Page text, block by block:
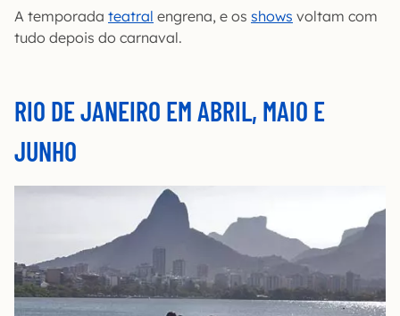
A temporada teatral engrena, e os shows voltam com
tudo depois do carnaval.
RIO DE JANEIRO EM ABRIL, MAIO E
JUNHO